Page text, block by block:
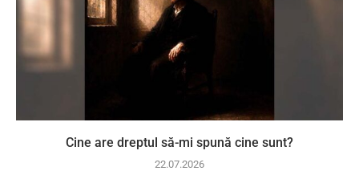
Cine are dreptul să-mi spună cine sunt?
22.07.2026